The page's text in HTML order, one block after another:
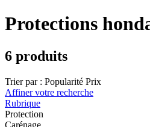
Protections
6 produits
Trier par : Popularité Prix
Affiner votre recherche
Rubrique
Protection
Carénage